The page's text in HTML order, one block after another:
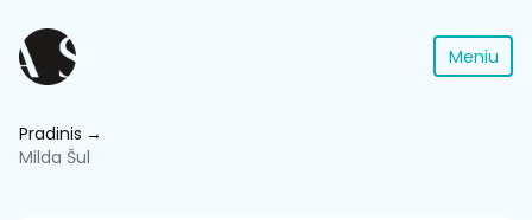
Meniu
Pradinis
Milda Šul